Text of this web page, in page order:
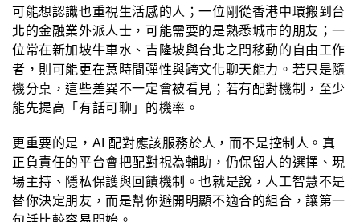
可能想認識也重視生活感的人；一位剛從香港中環搬到台
北的金融業外派人士，可能需要的是熟悉城市的朋友；一
位常在新加坡牛車水、吉隆坡與台北之間移動的自由工作
者，則可能更在意時間彈性與跨文化聊天能力。若只是隨
機分桌，這些差異不一定會被看見；若有配對機制，至少
能先提高「有話可聊」的機率。
更重要的是，AI 配對應該服務於人，而不是控制人。真
正負責任的平台會把配對視為輔助，仍保留人的選擇、現
場主持、隱私保護與回饋機制。也就是說，人工智慧不是
替你決定朋友，而是幫你避開明顯不適合的組合，讓第一